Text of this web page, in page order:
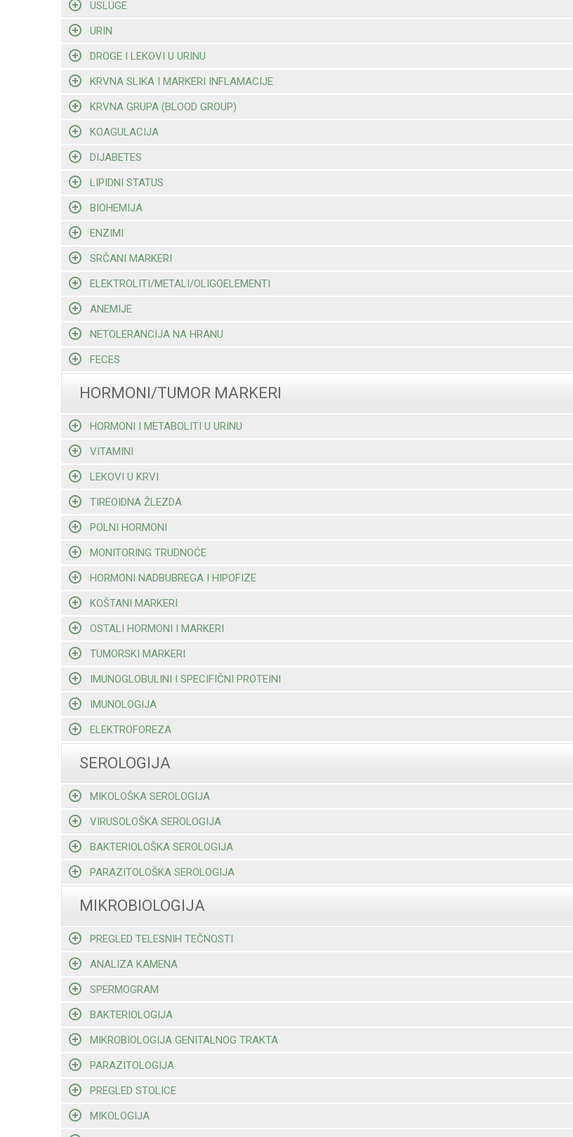
USLUGE
URIN
DROGE I LEKOVI U URINU
KRVNA SLIKA I MARKERI INFLAMACIJE
KRVNA GRUPA (BLOOD GROUP)
KOAGULACIJA
DIJABETES
LIPIDNI STATUS
BIOHEMIJA
ENZIMI
SRČANI MARKERI
ELEKTROLITI/METALI/OLIGOELEMENTI
ANEMIJE
NETOLERANCIJA NA HRANU
FECES
HORMONI/TUMOR MARKERI
HORMONI I METABOLITI U URINU
VITAMINI
LEKOVI U KRVI
TIREOIDNA ŽLEZDA
POLNI HORMONI
MONITORING TRUDNOĆE
HORMONI NADBUBREGA I HIPOFIZE
KOŠTANI MARKERI
OSTALI HORMONI I MARKERI
TUMORSKI MARKERI
IMUNOGLOBULINI I SPECIFIČNI PROTEINI
IMUNOLOGIJA
ELEKTROFOREZA
SEROLOGIJA
MIKOLOŠKA SEROLOGIJA
VIRUSOLOŠKA SEROLOGIJA
BAKTERIOLOŠKA SEROLOGIJA
PARAZITOLOŠKA SEROLOGIJA
MIKROBIOLOGIJA
PREGLED TELESNIH TEČNOSTI
ANALIZA KAMENA
SPERMOGRAM
BAKTERIOLOGIJA
MIKROBIOLOGIJA GENITALNOG TRAKTA
PARAZITOLOGIJA
PREGLED STOLICE
MIKOLOGIJA